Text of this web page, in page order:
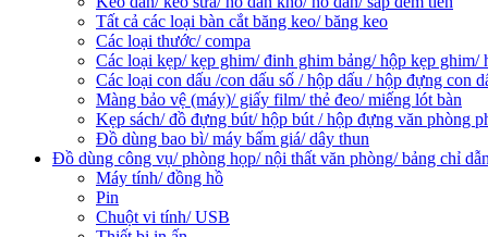
Tất cả các loại bàn cắt băng keo/ băng keo
Các loại thước/ compa
Các loại kẹp/ kẹp ghim/ đinh ghim bảng/ hộp kẹp
Các loại con dấu /con dấu số / hộp dấu / hộp đựng con
Màng bảo vệ (máy)/ giấy film/ thẻ đeo/ miếng lót bàn
Kẹp sách/ đồ đựng bút/ hộp bút / hộp đựng văn phòng
Đồ dùng bao bì/ máy bấm giá/ dây thun
Đồ dùng công vụ/ phòng họp/ nội thất văn phòng/ bảng chỉ dẫn
Máy tính/ đồng hồ
Pin
Chuột vi tính/ USB